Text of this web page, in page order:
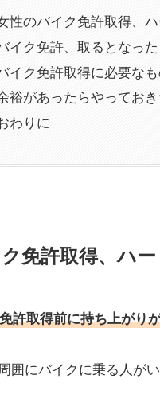
性のバイク免許取得、
イク免許、取るとなっ
イク免許取得に必要な
裕があったらやってお
わりに
免許取得、ハ
許取得前に持ち上がり
囲にバイクに乗る人が